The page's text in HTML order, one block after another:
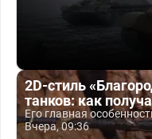
2D-стиль
танков: как
Его главная
Вчера, 09:36